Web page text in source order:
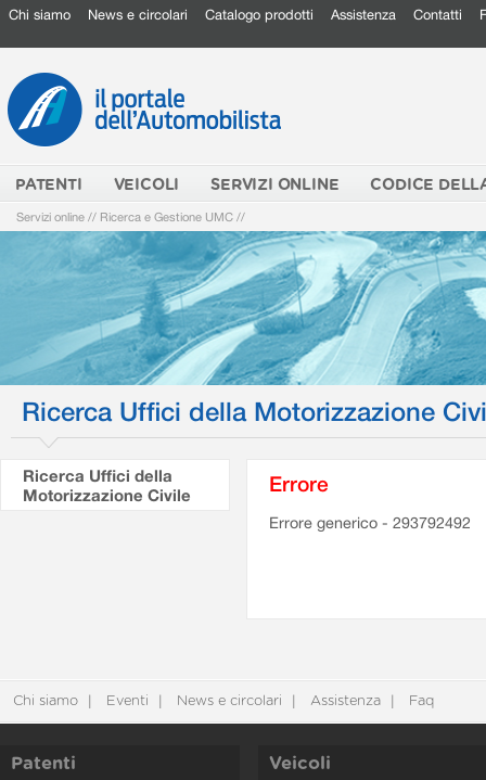
Chi siamo News e circolari Catalogo prodotti Assistenza Contatti
PATENTI VEICOLI SERVIZI ONLINE CODICE
Servizi online // Ricerca e Gestione UMC //
Ricerca Uffici della Motorizzazione
Ricerca Uffici della
Motorizzazione Civile
Errore
Errore generico - 293792492
Chi siamo Eventi News e circolari Assistenza Faq
Patenti Veicoli